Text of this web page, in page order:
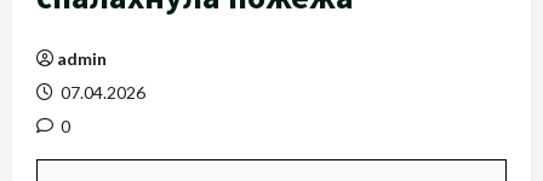
admin
07.04.2026
0